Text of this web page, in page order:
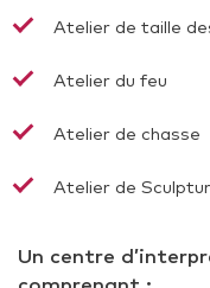
Atelier de taille
Atelier du feu
Atelier de chasse
Atelier de
Un centre